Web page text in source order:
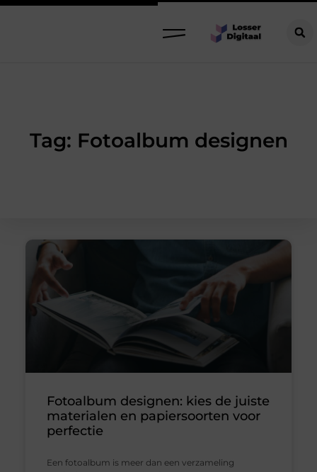
Tag: Fotoalbum designen
Fotoalbum designen: kies de juiste
materialen en papiersoorten voor
perfectie
Een fotoalbum is meer dan een verzameling